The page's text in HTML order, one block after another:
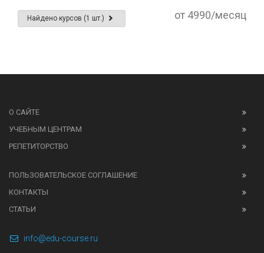
Найдено курсов (1 шт.) от 4990/месяц
О САЙТЕ
УЧЕБНЫМ ЦЕНТРАМ
РЕПЕТИТОРСТВО
ПОЛЬЗОВАТЕЛЬСКОЕ СОГЛАШЕНИЕ
КОНТАКТЫ
СТАТЬИ
info@edu-course.ru